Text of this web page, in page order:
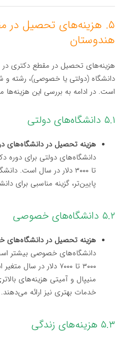
۵. هزینه‌های تحصیل در
هندوستان
هزینه‌های تحصیل در مقطع دکتری
دانشگاه (دولتی یا خصوصی)، رشته
است. در ادامه به بررسی این هزینه‌ها
۵.۱ دانشگاه‌های دولتی
هزینه تحصیل در دانشگاه‌های
تا ۳۰۰۰ دلار در سال است.
پایین‌تر، گزینه مناسبی برای
۵.۲ دانشگاه‌های خصوصی
هزینه تحصیل در
دانشگاه‌های خصوصی بیشتر
۳۰۰۰ تا ۷۰۰۰ دلار در
منیپال و آمیتی هزینه‌های
خدمات بهتری نیز ارائه می‌دهند.
۵.۳ هزینه‌های زندگی